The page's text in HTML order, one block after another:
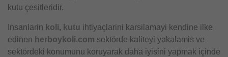
kutu çesitleridir.
Insanlarin koli, kutu ihtiyaçlarini karsilamayi kendine ilke
edinen herboykoli.com sektörde kaliteyi yakalamis ve
sektördeki konumunu koruyarak daha iyisini yapmak içinde